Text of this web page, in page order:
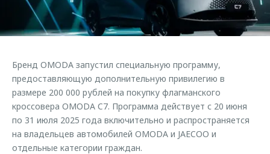
Страхование
Кредитный калькулятор
Одежда и сувениры
Оригинальные аксессуары
Запчасти
Трейд-ин
Клиентская поддержка
O&J Автоклуб
Приложение O&J
Аксессуары
Одежда и сувениры
Оригинальные аксессуары
Обратная связь
Бренд OMODA запустил специальную программу,
предоставляющую дополнительную привилегию в
размере 200 000 рублей на покупку флагманского
кроссовера OMODA C7. Программа действует с 20 июня
по 31 июля 2025 года включительно и распространяется
на владельцев автомобилей OMODA и JAECOO и
отдельные категории граждан.